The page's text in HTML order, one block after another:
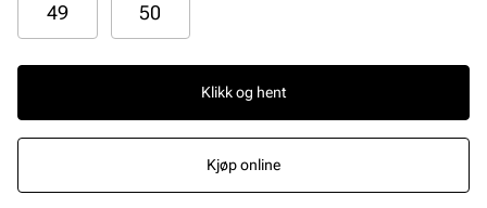
49 50
Klikk og hent
Kjøp online